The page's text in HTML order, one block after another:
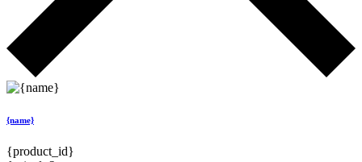
{name}
{product_id}